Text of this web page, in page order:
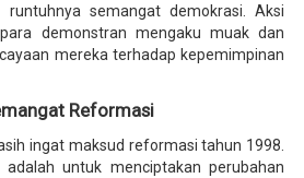
semangat demokrasi. Aksi
demonstran mengaku muak dan
mereka terhadap kepemimpinan
Reformasi
ingat maksud reformasi tahun 1998.
untuk menciptakan perubahan